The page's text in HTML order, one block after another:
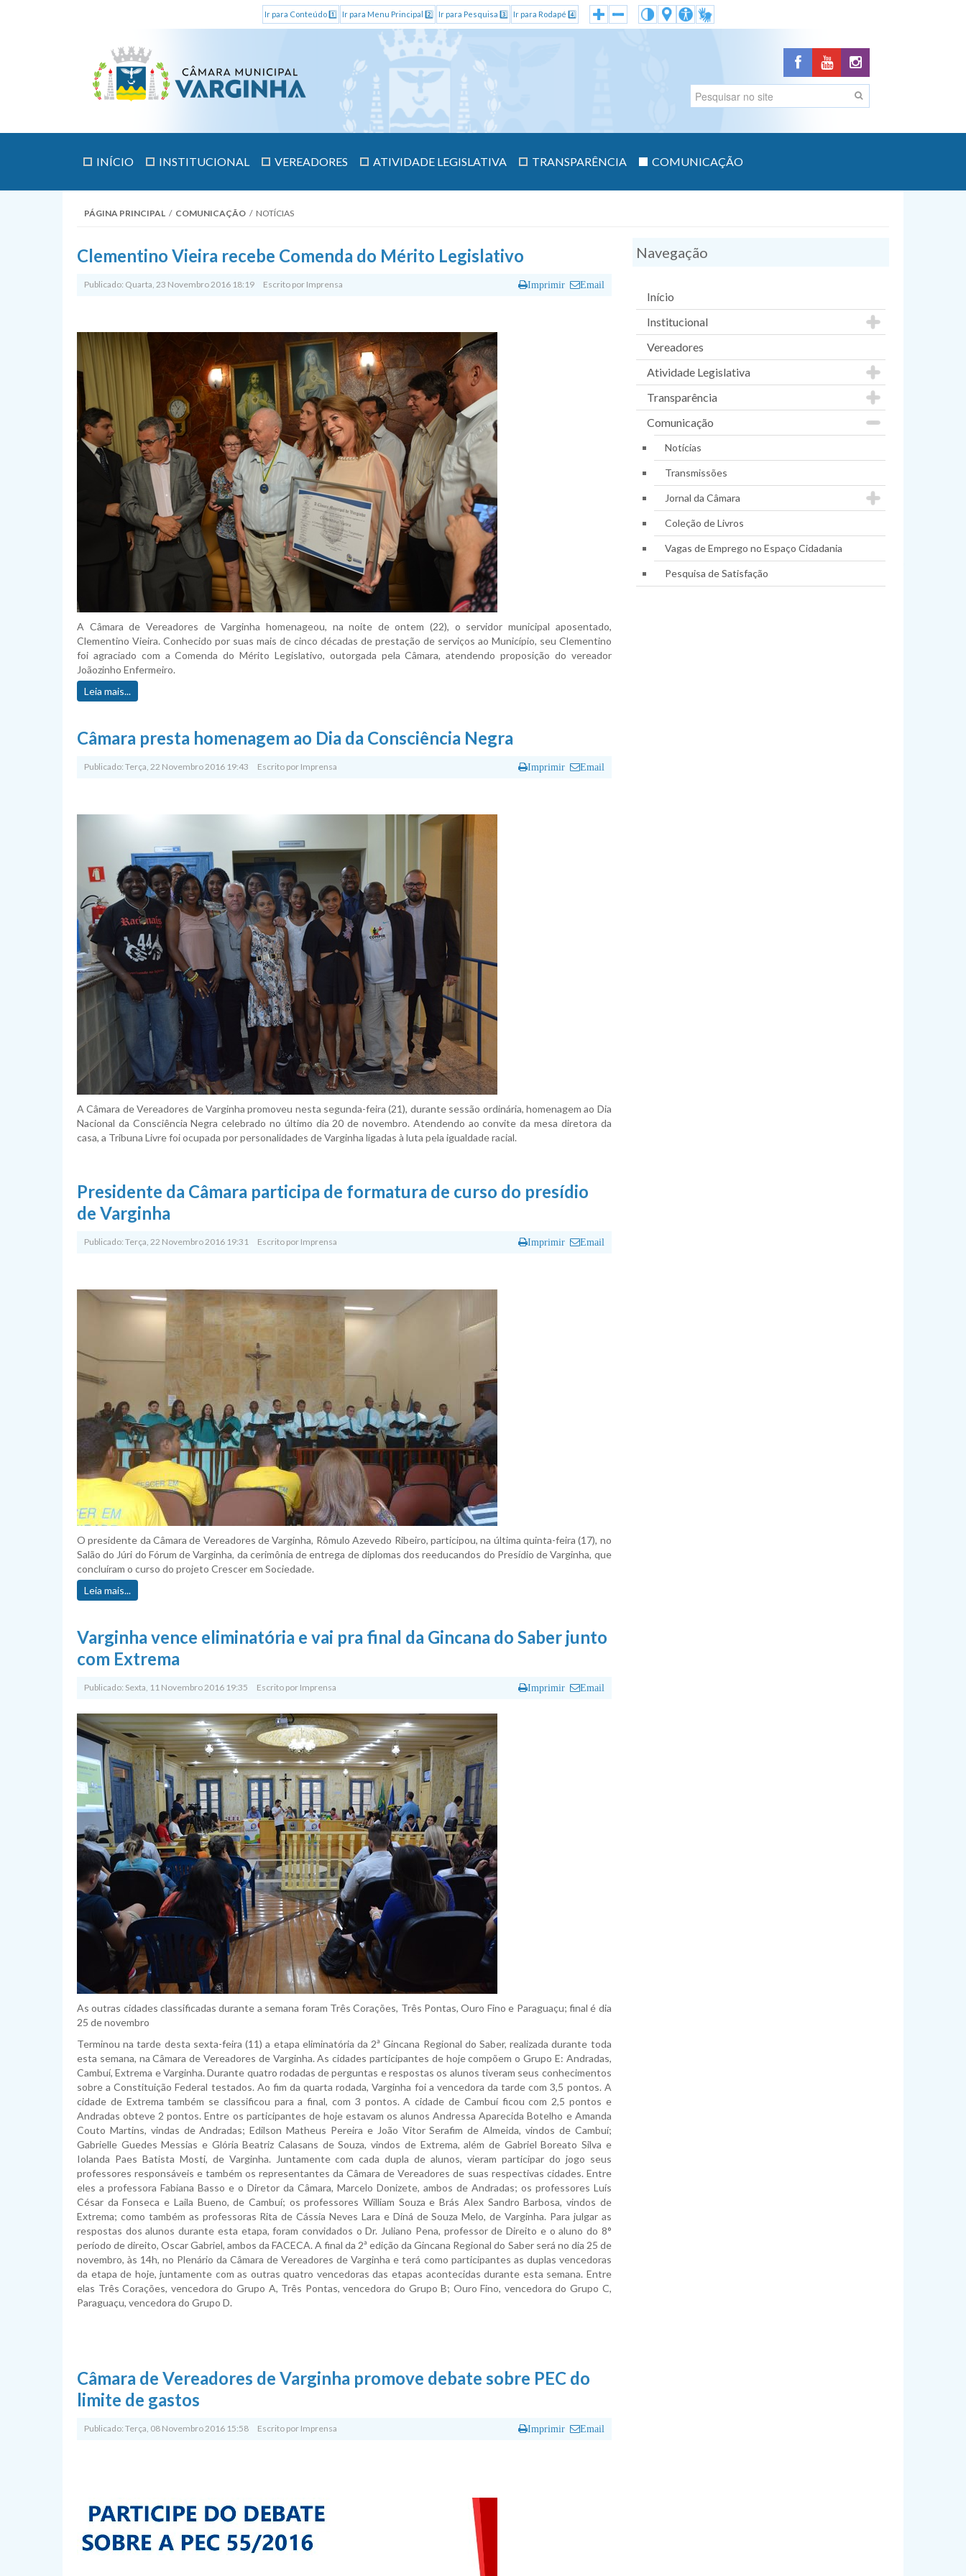
Ir para Conteúdo 1️⃣ Ir para Menu Principal 2️⃣ Ir para Pesquisa 3️⃣ Ir para Rodapé 4️⃣
INÍCIO INSTITUCIONAL VEREADORES ATIVIDADE LEGISLATIVA TRANSPARÊNCIA COMUNICAÇÃO
PÁGINA PRINCIPAL / COMUNICAÇÃO / NOTÍCIAS
Clementino Vieira recebe Comenda do Mérito Legislativo
Publicado: Quarta, 23 Novembro 2016 18:19 Escrito por Imprensa Imprimir Email
A Câmara de Vereadores de Varginha homenageou, na noite de ontem (22), o servidor municipal aposentado,
Clementino Vieira. Conhecido por suas mais de cinco décadas de prestação de serviços ao Município, seu Clementino
foi agraciado com a Comenda do Mérito Legislativo, outorgada pela Câmara, atendendo proposição do vereador
Joãozinho Enfermeiro.
Leia mais...
Câmara presta homenagem ao Dia da Consciência Negra
Publicado: Terça, 22 Novembro 2016 19:43 Escrito por Imprensa Imprimir Email
A Câmara de Vereadores de Varginha promoveu nesta segunda-feira (21), durante sessão ordinária, homenagem ao Dia
Nacional da Consciência Negra celebrado no último dia 20 de novembro. Atendendo ao convite da mesa diretora da
casa, a Tribuna Livre foi ocupada por personalidades de Varginha ligadas à luta pela igualdade racial.
Presidente da Câmara participa de formatura de curso do presídio
de Varginha
Publicado: Terça, 22 Novembro 2016 19:31 Escrito por Imprensa Imprimir Email
O presidente da Câmara de Vereadores de Varginha, Rômulo Azevedo Ribeiro, participou, na última quinta-feira (17), no
Salão do Júri do Fórum de Varginha, da cerimônia de entrega de diplomas dos reeducandos do Presídio de Varginha, que
concluíram o curso do projeto Crescer em Sociedade.
Leia mais...
Varginha vence eliminatória e vai pra final da Gincana do Saber junto
com Extrema
Publicado: Sexta, 11 Novembro 2016 19:35 Escrito por Imprensa Imprimir Email
As outras cidades classificadas durante a semana foram Três Corações, Três Pontas, Ouro Fino e Paraguaçu; final é dia
25 de novembro
Terminou na tarde desta sexta-feira (11) a etapa eliminatória da 2ª Gincana Regional do Saber, realizada durante toda
esta semana, na Câmara de Vereadores de Varginha. As cidades participantes de hoje compõem o Grupo E: Andradas,
Cambuí, Extrema e Varginha. Durante quatro rodadas de perguntas e respostas os alunos tiveram seus conhecimentos
sobre a Constituição Federal testados. Ao fim da quarta rodada, Varginha foi a vencedora da tarde com 3,5 pontos. A
cidade de Extrema também se classificou para a final, com 3 pontos. A cidade de Cambuí ficou com 2,5 pontos e
Andradas obteve 2 pontos. Entre os participantes de hoje estavam os alunos Andressa Aparecida Botelho e Amanda
Couto Martins, vindas de Andradas; Edilson Matheus Pereira e João Vitor Serafim de Almeida, vindos de Cambuí;
Gabrielle Guedes Messias e Glória Beatriz Calasans de Souza, vindos de Extrema, além de Gabriel Boreato Silva e
Iolanda Paes Batista Mosti, de Varginha. Juntamente com cada dupla de alunos, vieram participar do jogo seus
professores responsáveis e também os representantes da Câmara de Vereadores de suas respectivas cidades. Entre
eles a professora Fabiana Basso e o Diretor da Câmara, Marcelo Donizete, ambos de Andradas; os professores Luís
César da Fonseca e Laila Bueno, de Cambuí; os professores William Souza e Brás Alex Sandro Barbosa, vindos de
Extrema; como também as professoras Rita de Cássia Neves Lara e Diná de Souza Melo, de Varginha. Para julgar as
respostas dos alunos durante esta etapa, foram convidados o Dr. Juliano Pena, professor de Direito e o aluno do 8°
período de direito, Oscar Gabriel, ambos da FACECA. A final da 2ª edição da Gincana Regional do Saber será no dia 25 de
novembro, às 14h, no Plenário da Câmara de Vereadores de Varginha e terá como participantes as duplas vencedoras
da etapa de hoje, juntamente com as outras quatro vencedoras das etapas acontecidas durante esta semana. Entre
elas Três Corações, vencedora do Grupo A, Três Pontas, vencedora do Grupo B; Ouro Fino, vencedora do Grupo C,
Paraguaçu, vencedora do Grupo D.
Câmara de Vereadores de Varginha promove debate sobre PEC do
limite de gastos
Publicado: Terça, 08 Novembro 2016 15:58 Escrito por Imprensa Imprimir Email
Navegação
Início
Institucional
Vereadores
Atividade Legislativa
Transparência
Comunicação
Notícias
Transmissões
Jornal da Câmara
Coleção de Livros
Vagas de Emprego no Espaço Cidadania
Pesquisa de Satisfação